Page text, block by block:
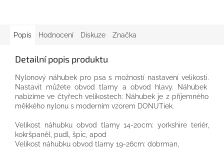
Popis Hodnocení Diskuze Značka
Detailní popis produktu
Nylonový náhubek propsa s možností nastavení velikosti.
Nastavit můžete obvod tlamy a obvod hlavy. Náhubek
nabízíme ve čtyřechvelikostech: Náhubek je zpříjemného
měkkého nylonu s moderním vzorem DONUTiek.
Velikost náhubkuobvod tlamy 14-20cm: yorkshire teriér,
kokršpaněl,
pudl, špic, apod
Velikost náhubku obvod tlamy 19-26cm: dobrman,